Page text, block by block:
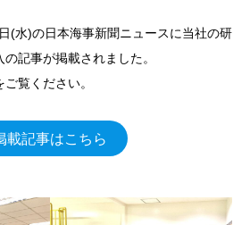
(水)の日本海事新聞ニュースに当社の研
記事が掲載されました。
覧ください。
載記事はこちら